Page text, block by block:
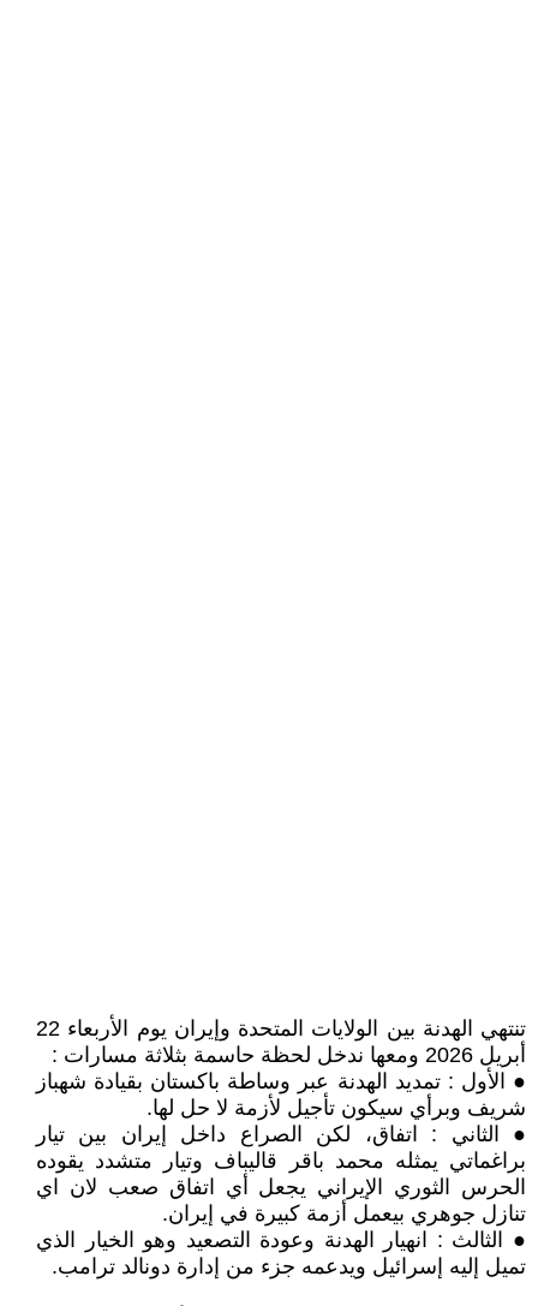
‏تنتهي الهدنة بين الولايات المتحدة وإيران يوم الأربعاء 22
أبريل 2026 ومعها ندخل لحظة حاسمة بثلاثة مسارات :
● الأول : تمديد الهدنة عبر وساطة باكستان بقيادة شهباز
شريف وبرأي سيكون تأجيل لأزمة لا حل لها.
● الثاني : اتفاق، لكن الصراع داخل إيران بين تيار
براغماتي يمثله محمد باقر قاليباف وتيار متشدد يقوده
الحرس الثوري الإيراني يجعل أي اتفاق صعب لان اي
تنازل جوهري بيعمل أزمة كبيرة في إيران.
● الثالث : انهيار الهدنة وعودة التصعيد وهو الخيار الذي
تميل إليه إسرائيل ويدعمه جزء من إدارة دونالد ترامب.